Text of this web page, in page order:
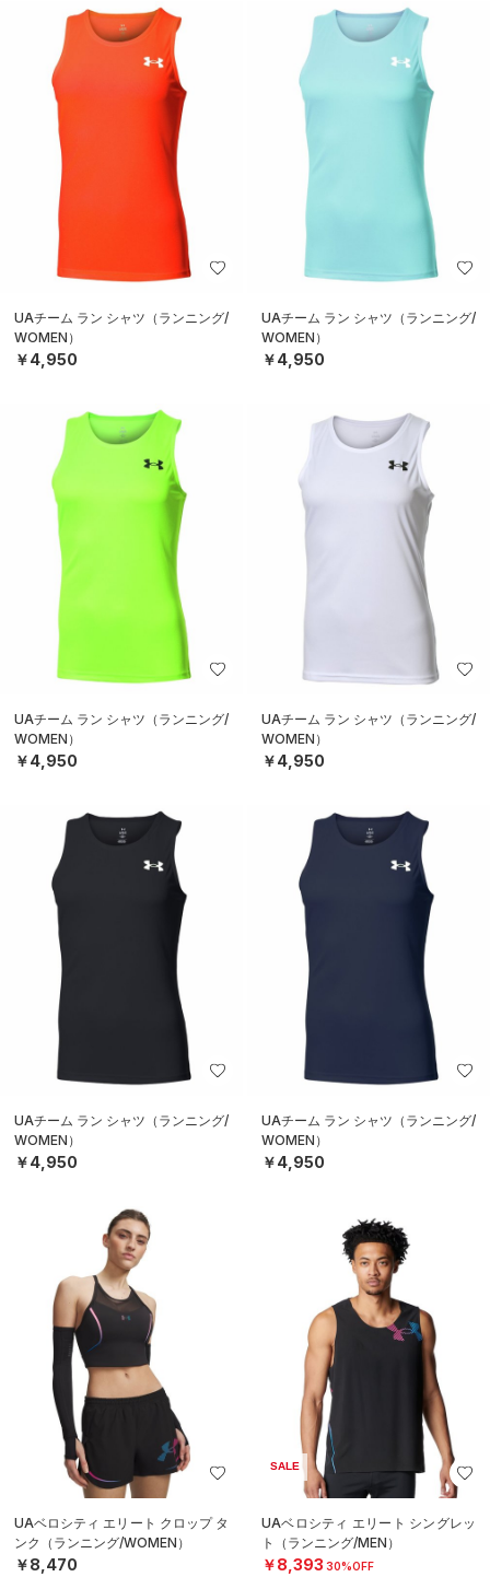
UAチーム ラン シャツ（ランニング/
WOMEN）
￥4,950
UAチーム ラン シャツ（ランニング/
WOMEN）
￥4,950
UAチーム ラン シャツ（ランニング/
WOMEN）
￥4,950
UAチーム ラン シャツ（ランニング/
WOMEN）
￥4,950
UAチーム ラン シャツ（ランニング/
WOMEN）
￥4,950
UAチーム ラン シャツ（ランニング/
WOMEN）
￥4,950
UAベロシティ エリート クロップ タ
ンク（ランニング/WOMEN）
￥8,470
SALE
UAベロシティ エリート シングレッ
ト（ランニング/MEN）
￥8,393 30%OFF